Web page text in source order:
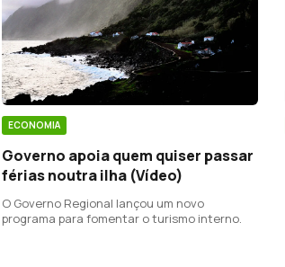
ECONOMIA
Governo apoia quem quiser passar
férias noutra ilha (Vídeo)
O Governo Regional lançou um novo
programa para fomentar o turismo interno.